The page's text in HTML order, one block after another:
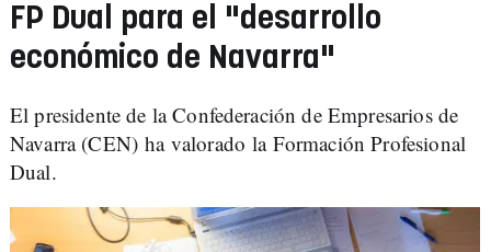
FP Dual para el "desarrollo
económico de Navarra"
El presidente de la Confederación de Empresarios de
Navarra (CEN) ha valorado la Formación Profesional
Dual.